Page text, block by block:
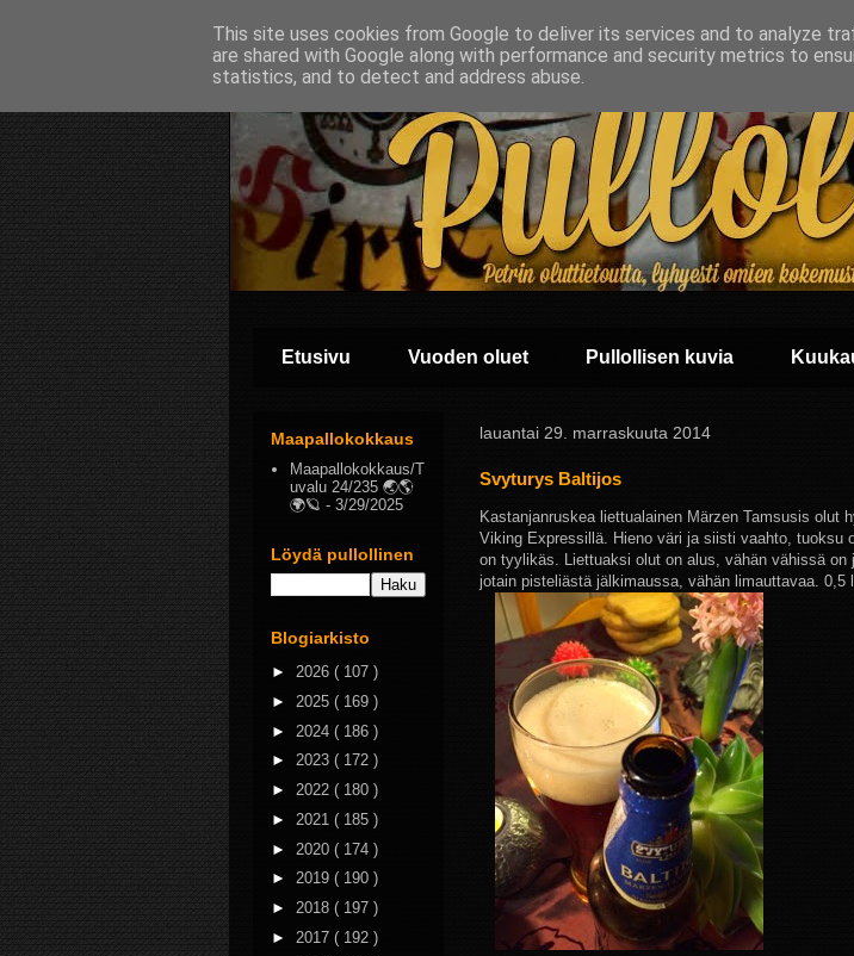
Etusivu Vuoden oluet Pullollisen kuvia
lauantai 29. marraskuuta 2014
Svyturys Baltijos
Kastanjanruskea liettualainen Märzen Tamsusis olut
Viking Expressillä. Hieno väri ja siisti vaahto, tuoksu
on tyylikäs. Liettuaksi olut on alus, vähän vähissä
jotain pisteliästä jälkimaussa, vähän limauttavaa. 0,5
Maapallokokkaus
Maapallokokkaus/T
uvalu 24/235 🌏🌎
🌍🪐 - 3/29/2025
Löydä pullollinen
Blogiarkisto
► 2026 ( 107 )
► 2025 ( 169 )
► 2024 ( 186 )
► 2023 ( 172 )
► 2022 ( 180 )
► 2021 ( 185 )
► 2020 ( 174 )
► 2019 ( 190 )
► 2018 ( 197 )
► 2017 ( 192 )
This site uses cookies from Google to deliver its services and to analyze
are shared with Google along with performance and security metrics to
statistics, and to detect and address abuse.